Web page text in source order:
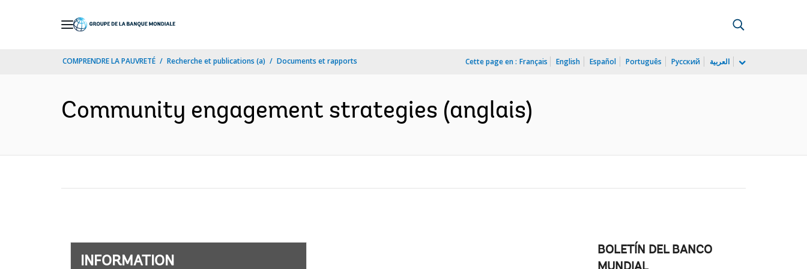
COMPRENDRE LA PAUVRETÉ Recherche et publications (a) Documents et rapports Cette page en : Français English Español Português Русский العربية
Community engagement strategies (anglais)
INFORMATION
BOLETÍN DEL BANCO